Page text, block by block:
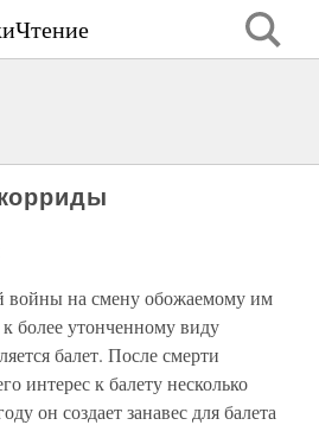
войны на смену обожаемому им
более утонченному виду
балет. После смерти
интерес к балету несколько
он создает занавес для балета